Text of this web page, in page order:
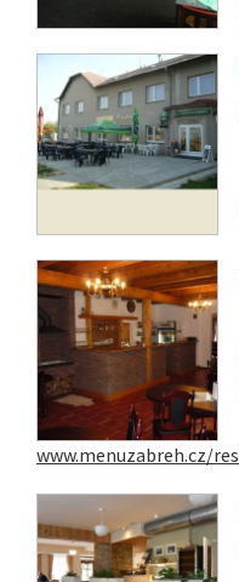
www.menuzabreh.cz/